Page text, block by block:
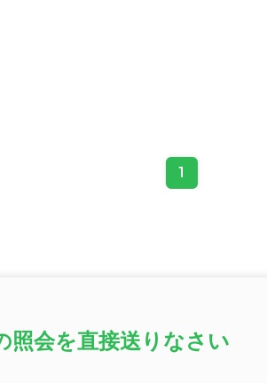
1
照会を直接送りなさい